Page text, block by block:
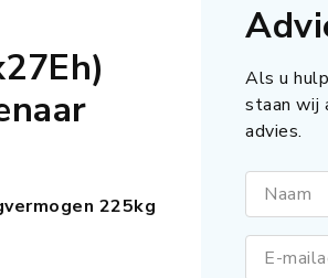
225kg
Als u
staan wij
advies.
Naam
E-